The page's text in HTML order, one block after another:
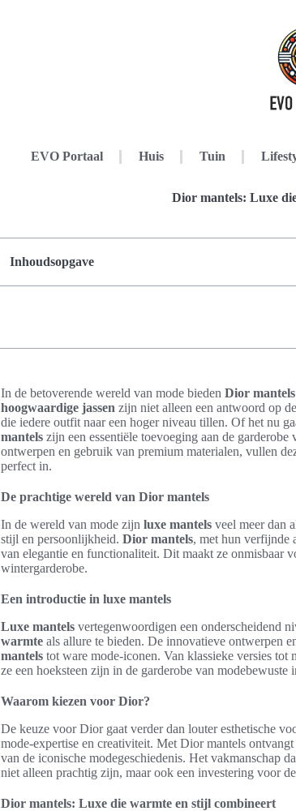
EVO Portaal Huis Tuin
Dior mantels: Luxe
Inhoudsopgave
In de betoverende wereld van mode bieden Dior mantels
hoogwaardige jassen zijn niet alleen een antwoord op
die iedere outfit naar een hoger niveau tillen. Of het nu
mantels zijn een essentiële toevoeging aan de
ontwerpen en gebruik van premium materialen, vullen
perfect in.
De prachtige wereld van Dior mantels
In de wereld van mode zijn luxe mantels veel meer dan
stijl en persoonlijkheid. Dior mantels, met hun verfijnde
van elegantie en functionaliteit. Dit maakt ze onmisbaar
wintergarderobe.
Een introductie in luxe mantels
Luxe mantels vertegenwoordigen een onderscheidend
warmte als allure te bieden. De innovatieve ontwerpen
mantels tot ware mode-iconen. Van klassieke versies
ze een hoeksteen zijn in de garderobe van modebewuste
Waarom kiezen voor Dior?
De keuze voor Dior gaat verder dan louter esthetische
mode-expertise en creativiteit. Met Dior mantels
van de iconische modegeschiedenis. Het vakmanschap
niet alleen prachtig zijn, maar ook een investering voor
Dior mantels: Luxe die warmte en stijl combineert